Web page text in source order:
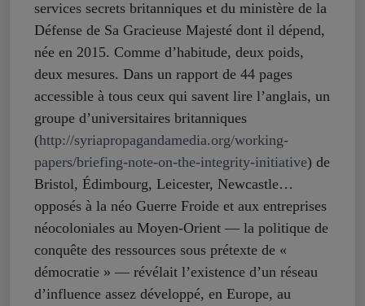
services secrets britanniques et du ministère de la
Défense de Sa Gracieuse Majesté dont il dépend,
née en 2015. Comme d’habitude, deux poids,
deux mesures. Dans un rapport de 44 pages
accessible à tous ceux qui savent lire l’anglais, un
groupe d’universitaires britanniques
(http://syriapropagandamedia.org/working-
papers/briefing-note-on-the-integrity-initiative) de
Bristol, Édimbourg, Leicester, Newcastle…
opposés à la néo Guerre Froide et aux entreprises
néocoloniales au Moyen-Orient — la politique de
conquête des ressources sous prétexte de «
démocratie » — révélait l’existence d’un réseau
d’influence assez développé, en Europe, au